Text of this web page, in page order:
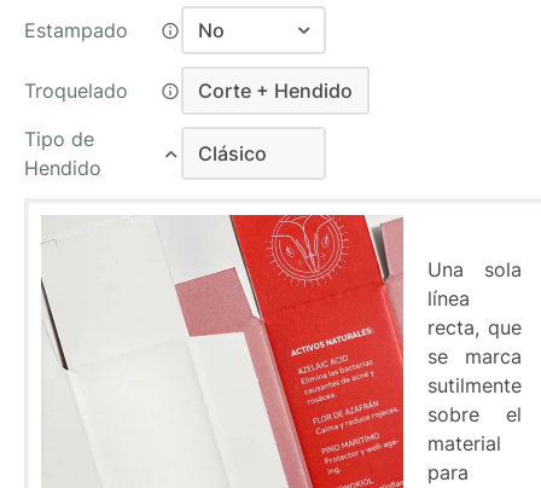
No
Relieve 2D
Relieve 3D
Estampado
No
No
Relieve 2D
Relieve 3D
Troquelado
Corte + Hendido
Corte + Hendido
Tipo de
Hendido
Clásico
Una sola
línea
recta, que
se marca
sutilmente
sobre el
material
para